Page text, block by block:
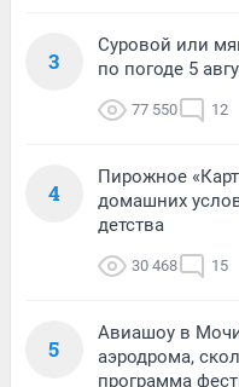
3
Суровой или
по погоде 5
77 550 12
4
Пирожное
домашних
детства
30 468 15
5
Авиашоу в
аэродрома,
программа